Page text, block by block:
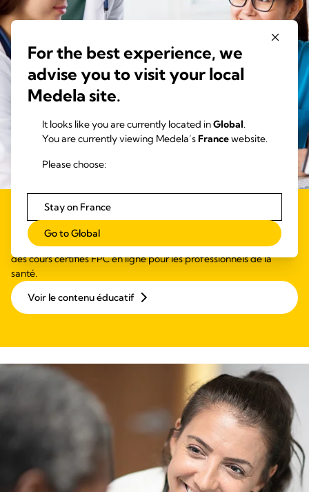
Formation professionnelle
Nous vous invitons à visiter Medela University où vous trouverez
des cours certifiés FPC en ligne pour les professionnels de la
santé.
Voir le contenu éducatif
For the best experience, we
advise you to visit your local
Medela site.
It looks like you are currently located inGlobal.
You are currently viewing Medela’sFrancewebsite.
Please choose:
Stay on France
Go to Global